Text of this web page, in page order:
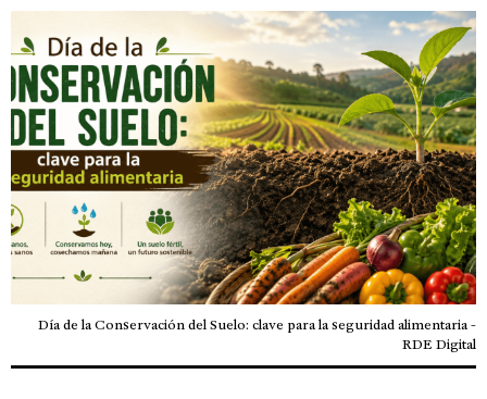
Día de la Conservación del Suelo: clave para la seguridad alimentaria -
RDE Digital